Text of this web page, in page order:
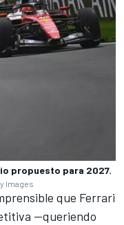
propuesto para 2027.
Images
que Ferrari
—queriendo